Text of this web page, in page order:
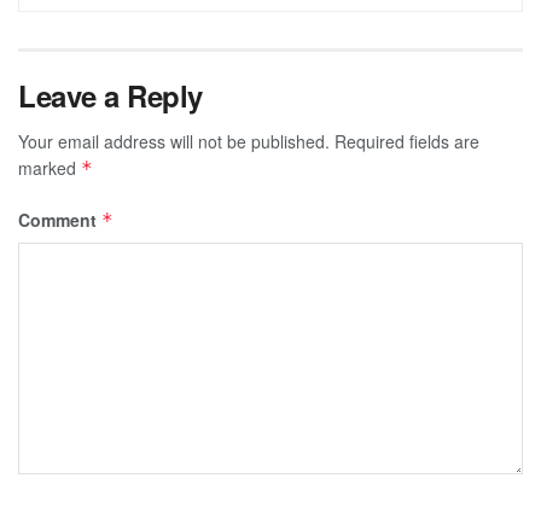
Leave a Reply
Your email address will not be published. Required fields are
marked *
Comment *